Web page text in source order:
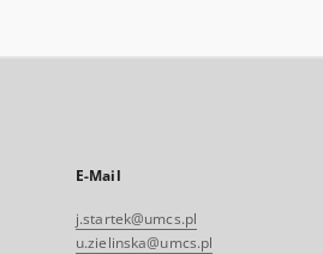
E-Mail
j.startek@umcs.pl
u.zielinska@umcs.pl